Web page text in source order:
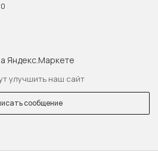
улучшить наш сайт
сообщение